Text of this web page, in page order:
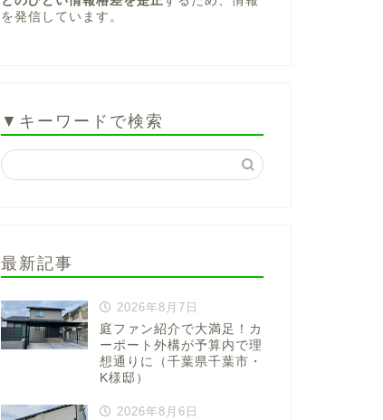
を発信しています。
▼キーワードで検索
最新記事
2026年8月7日
庭ファン紹介で大満足！カ
ーポート外構が予算内で理
想通りに（千葉県千葉市・
K様邸）
2026年8月6日